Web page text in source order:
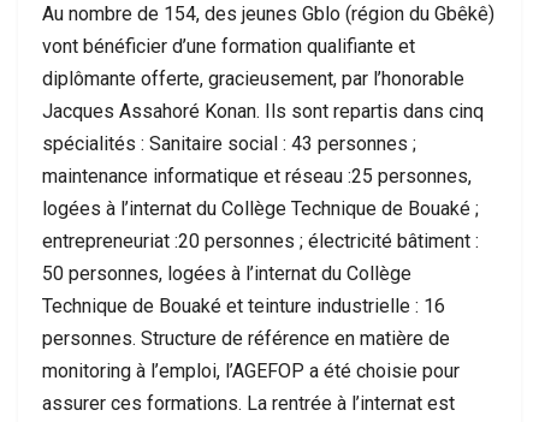
Au nombre de 154, des jeunes Gblo (région du Gbêkê)
vont bénéficier d’une formation qualifiante et
diplômante offerte, gracieusement, par l’honorable
Jacques Assahoré Konan. Ils sont repartis dans cinq
spécialités : Sanitaire social : 43 personnes ;
maintenance informatique et réseau :25 personnes,
logées à l’internat du Collège Technique de Bouaké ;
entrepreneuriat :20 personnes ; électricité bâtiment :
50 personnes, logées à l’internat du Collège
Technique de Bouaké et teinture industrielle : 16
personnes. Structure de référence en matière de
monitoring à l’emploi, l’AGEFOP a été choisie pour
assurer ces formations. La rentrée à l’internat est